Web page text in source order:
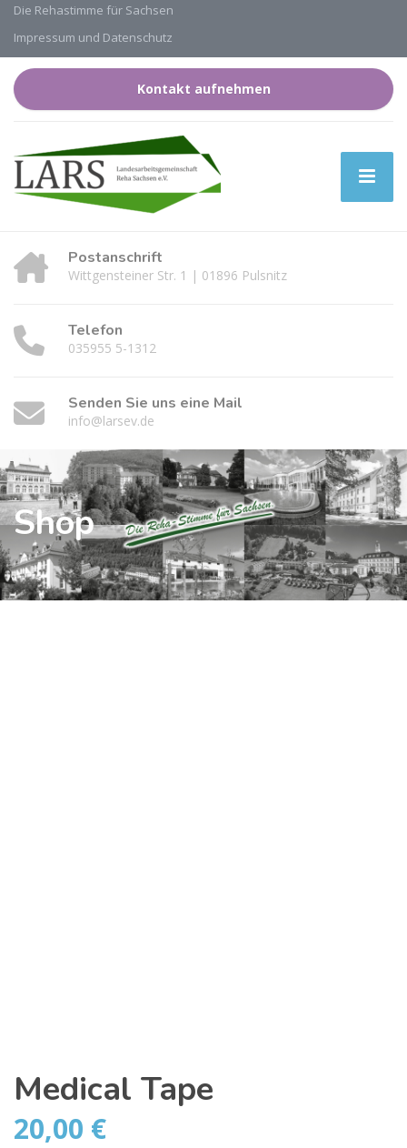
Die Rehastimme für Sachsen
Impressum und Datenschutz
Kontakt aufnehmen
Postanschrift
Wittgensteiner Str. 1 | 01896 Pulsnitz
Telefon
035955 5-1312
Senden Sie uns eine Mail
info@larsev.de
Shop
Medical Tape
20,00 €